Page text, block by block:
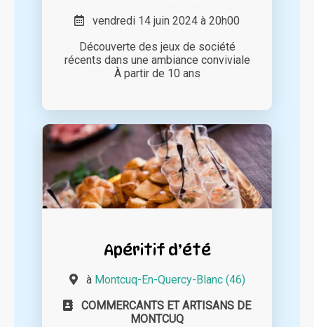
vendredi 14 juin 2024 à 20h00
Découverte des jeux de société
récents dans une ambiance conviviale
À partir de 10 ans
Apéritif d’été
à Montcuq-En-Quercy-Blanc (46)
COMMERCANTS ET ARTISANS DE
MONTCUQ